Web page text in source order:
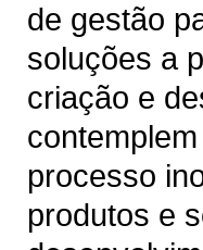
de gestão
soluções a
criação e
processo
produtos e